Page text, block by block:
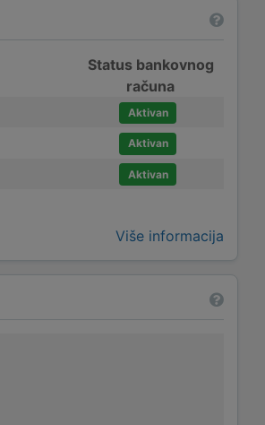
Status bankovnog
računa
Aktivan
Aktivan
Aktivan
Više informacija